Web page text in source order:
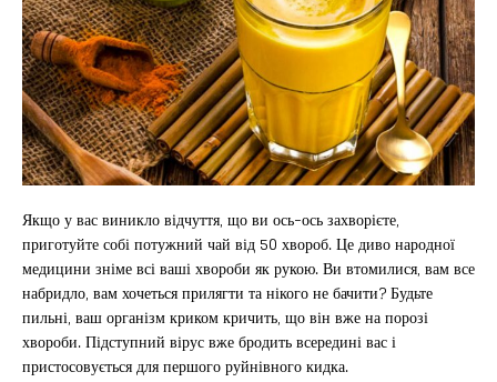
Якщо у вас виникло відчуття, що ви ось-ось захворієте,
приготуйте собі потужний чай від 50 хвороб. Це диво народної
медицини зніме всі ваші хвороби як рукою. Ви втомилися, вам все
набридло, вам хочеться прилягти та нікого не бачити? Будьте
пильні, ваш організм криком кричить, що він вже на порозі
хвороби. Підступний вірус вже бродить всередині вас і
пристосовується для першого руйнівного кидка.